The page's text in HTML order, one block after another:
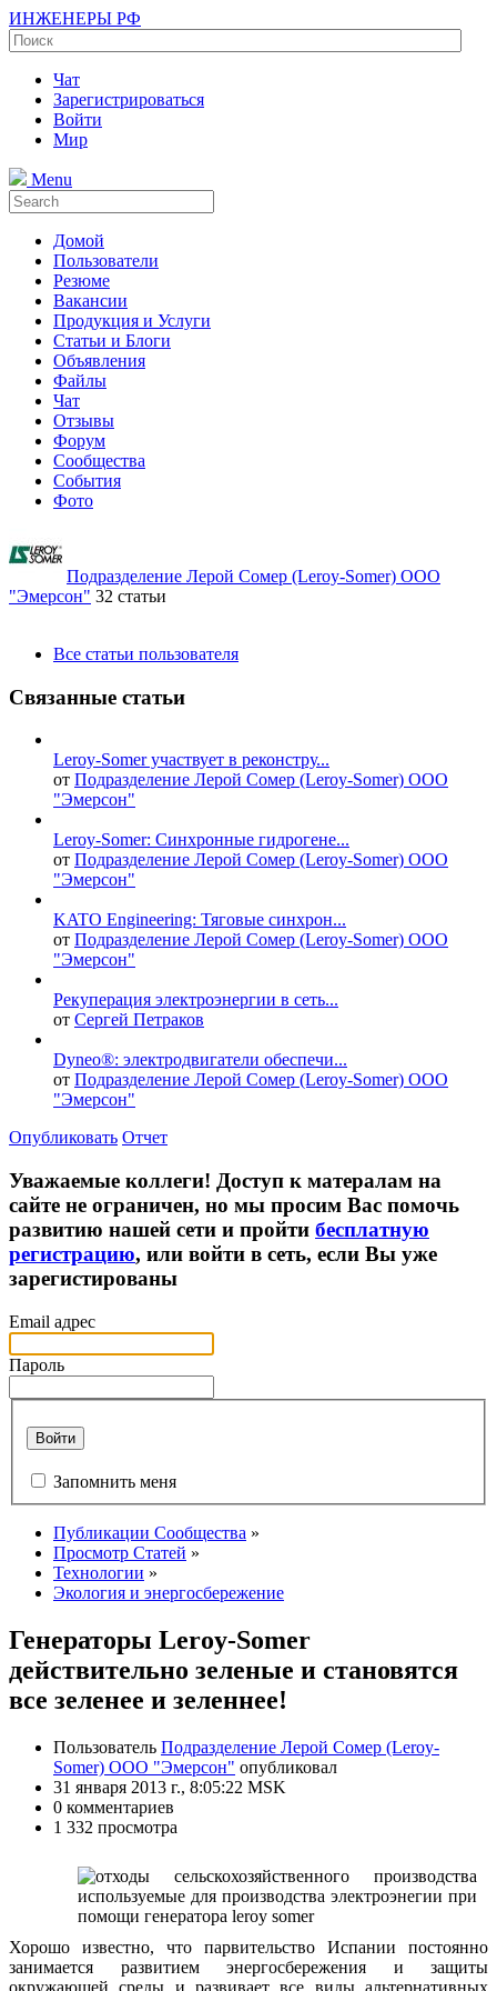
ИНЖЕНЕРЫ РФ
Чат
Зарегистрироваться
Войти
Мир
Menu
Домой
Пользователи
Резюме
Вакансии
Продукция и Услуги
Статьи и Блоги
Объявления
Файлы
Чат
Отзывы
Форум
Сообщества
События
Фото
Подразделение Лерой Сомер (Leroy-Somer) ООО
"Эмерсон" 32 статьи
Все статьи пользователя
Связанные статьи
Leroy-Somer участвует в реконстру...
от Подразделение Лерой Сомер (Leroy-Somer) ООО
"Эмерсон"
Leroy-Somer: Синхронные гидрогене...
от Подразделение Лерой Сомер (Leroy-Somer) ООО
"Эмерсон"
KATO Engineering: Тяговые синхрон...
от Подразделение Лерой Сомер (Leroy-Somer) ООО
"Эмерсон"
Рекуперация электроэнергии в сеть...
от Сергей Петраков
Dyneo®: электродвигатели обеспечи...
от Подразделение Лерой Сомер (Leroy-Somer) ООО
"Эмерсон"
Опубликовать Отчет
Уважаемые коллеги! Доступ к матералам на
сайте не ограничен, но мы просим Вас помочь
развитию нашей сети и пройти бесплатную
регистрацию, или войти в сеть, если Вы уже
зарегистированы
Email адрес
Пароль
Войти
Запомнить меня
Публикации Сообщества »
Просмотр Статей »
Технологии »
Экология и энергосбережение
Генераторы Leroy-Somer
действительно зеленые и становятся
все зеленее и зеленнее!
Пользователь Подразделение Лерой Сомер (Leroy-
Somer) ООО "Эмерсон" опубликовал
31 января 2013 г., 8:05:22 MSK
0 комментариев
1 332 просмотра
Хорошо известно, что парвительство Испании постоянно
занимается развитием энергосбережения и защиты